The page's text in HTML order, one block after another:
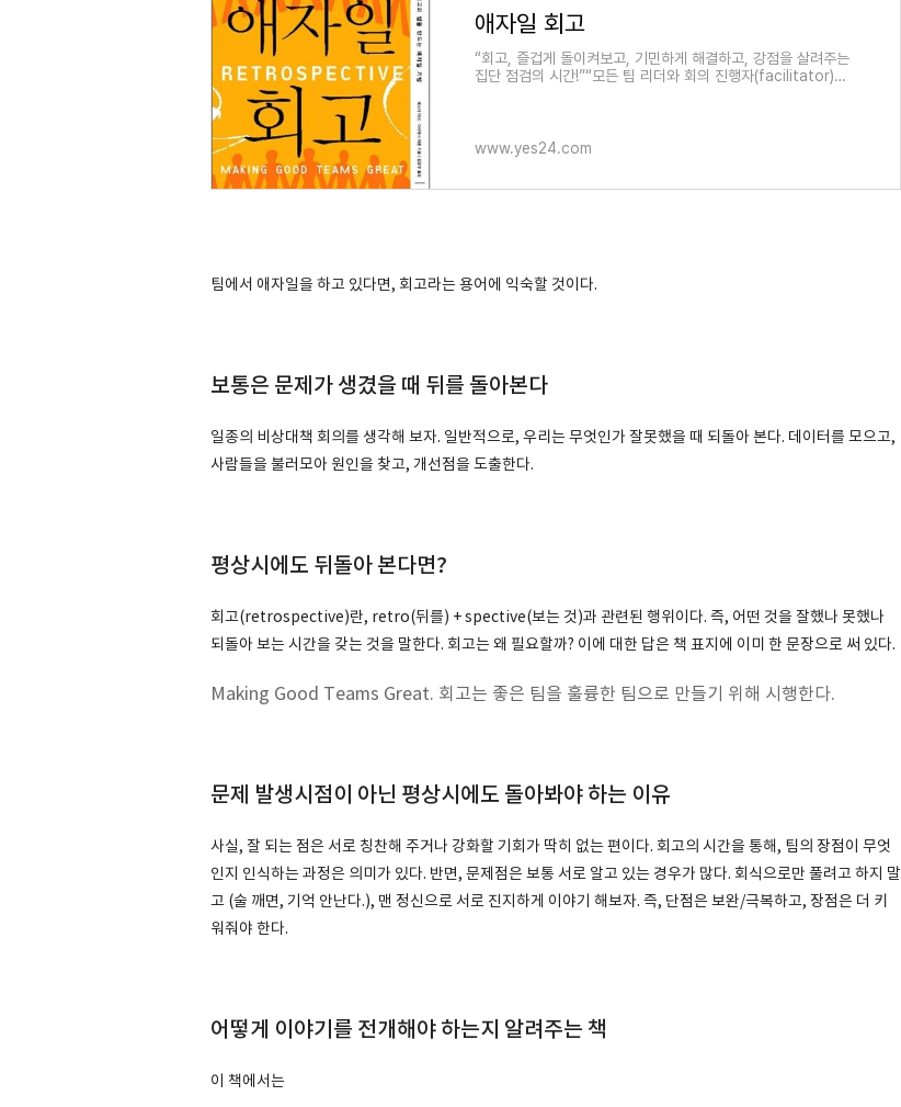
애자일 회고
“회고, 즐겁게 돌이켜보고, 기민하게 해결하고, 강점을 살려주는
집단 점검의 시간!”“모든 팀 리더와 회의 진행자(facilitator)의
www.yes24.com
팀에서 애자일을 하고 있다면, 회고라는 용어에 익숙할 것이다.
보통은 문제가 생겼을 때 뒤를 돌아본다
일종의 비상대책 회의를 생각해 보자. 일반적으로, 우리는 무엇인가 잘못했을 때 되돌아 본다. 데이터를 모으고,
사람들을 불러모아 원인을 찾고, 개선점을 도출한다.
평상시에도 뒤돌아 본다면?
회고(retrospective)란, retro(뒤를) + spective(보는 것)과 관련된 행위이다. 즉, 어떤 것을 잘했나 못했나
되돌아 보는 시간을 갖는 것을 말한다. 회고는 왜 필요할까? 이에 대한 답은 책 표지에 이미 한 문장으로 써 있다.
Making Good Teams Great. 회고는 좋은 팀을 훌륭한 팀으로 만들기 위해 시행한다.
문제 발생시점이 아닌 평상시에도 돌아봐야 하는 이유
사실, 잘 되는 점은 서로 칭찬해 주거나 강화할 기회가 딱히 없는 편이다. 회고의 시간을 통해, 팀의 장점이 무엇
인지 인식하는 과정은 의미가 있다. 반면, 문제점은 보통 서로 알고 있는 경우가 많다. 회식으로만 풀려고 하지 말
고 (술 깨면, 기억 안난다.), 맨 정신으로 서로 진지하게 이야기 해보자. 즉, 단점은 보완/극복하고, 장점은 더 키
워줘야 한다.
어떻게 이야기를 전개해야 하는지 알려주는 책
이 책에서는